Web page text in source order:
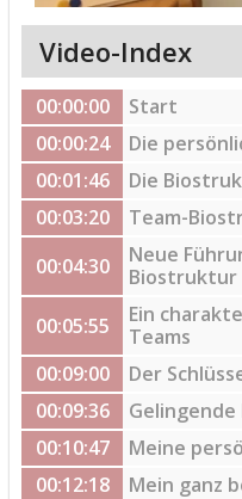
Video-Index
00:00:00
Start
00:00:24
Die
00:01:46
Die
00:03:20
Team-
00:04:30
Neue
Biostruktur
00:05:55
Ein
Teams
00:09:00
Der
00:09:36
00:10:47
Meine
00:12:18
Mein ganz